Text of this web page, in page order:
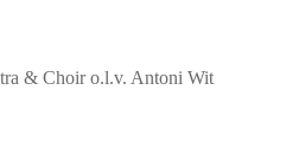
& Choir o.l.v. Antoni Wit